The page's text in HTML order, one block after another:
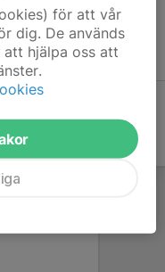
på fika samt
önskar vi er alla!
för att vår
dig. De används
hjälpa oss att